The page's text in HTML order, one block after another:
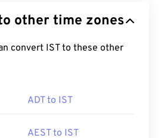
other time zones
convert IST to these other
ADT to IST
AEST to IST